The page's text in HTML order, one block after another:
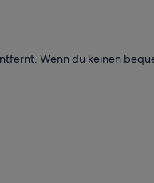
Wenn du keinen